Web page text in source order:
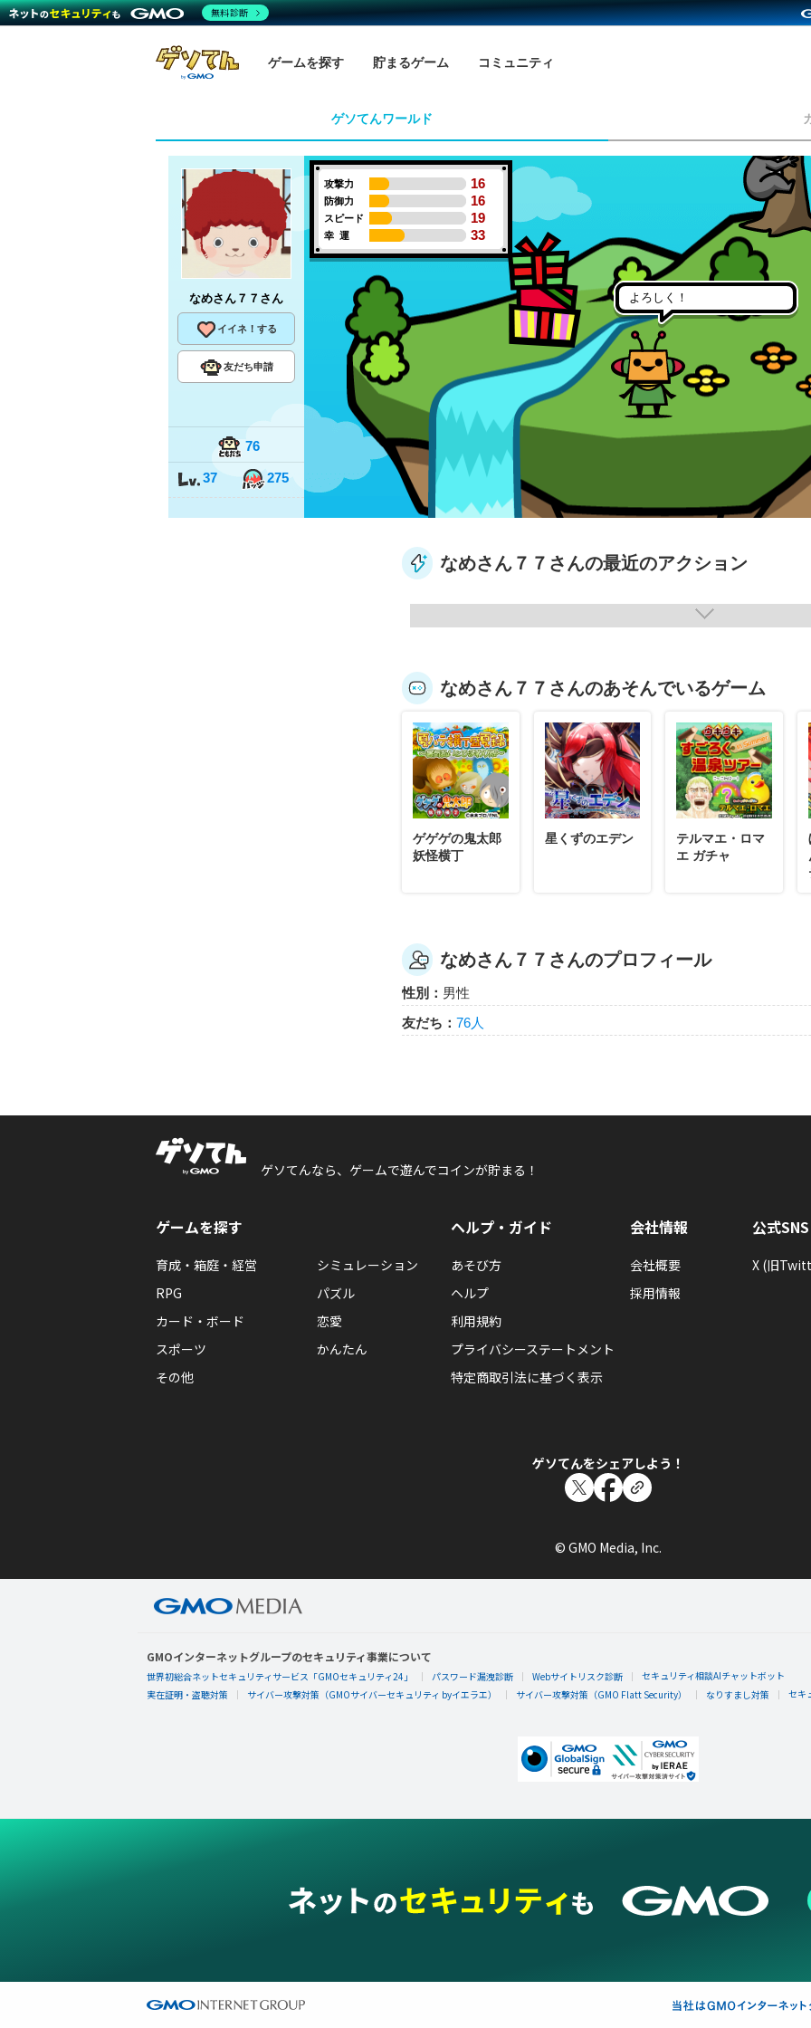
ゲームを探す 貯まるゲーム コミュニティ
ゲソてんワールド
なめさん７７ さん
イイネ！する
友だち申請
76
37 275
攻撃力 16
防御力 16
スピード 19
幸 運 33
よろしく！
なめさん７７さんの最近のアクション
なめさん７７さんのあそんでいるゲーム
ゲゲゲの鬼太郎
妖怪横丁
星くずのエデン
テルマエ・ロマ
エ ガチャ
なめさん７７さんのプロフィール
性別： 男性
友だち： 76人
ゲソてんなら、ゲームで遊んでコインが貯まる！
ゲームを探す
育成・箱庭・経営
シミュレーション
RPG
パズル
カード・ボード
恋愛
スポーツ
かんたん
その他
ヘルプ・ガイド
あそび方
ヘルプ
利用規約
プライバシーステートメント
特定商取引法に基づく表示
会社情報
会社概要
採用情報
公式SNS
X (旧
ゲソてんをシェアしよう！
© GMO Media, Inc.
GMOインターネットグループのセキュリティ事業について
世界初総合ネットセキュリティサービス「GMOセキュリティ24」 パスワード漏洩診断 Webサイトリスク診断
セキュリティ相談AIチャットボット
実在証明・盗聴対策
サイバー攻撃対策（GMOサイバーセキュリティ byイエラエ） サイバー攻撃対策（GMO Flatt Security） なりすまし対策 セキ
無料診断